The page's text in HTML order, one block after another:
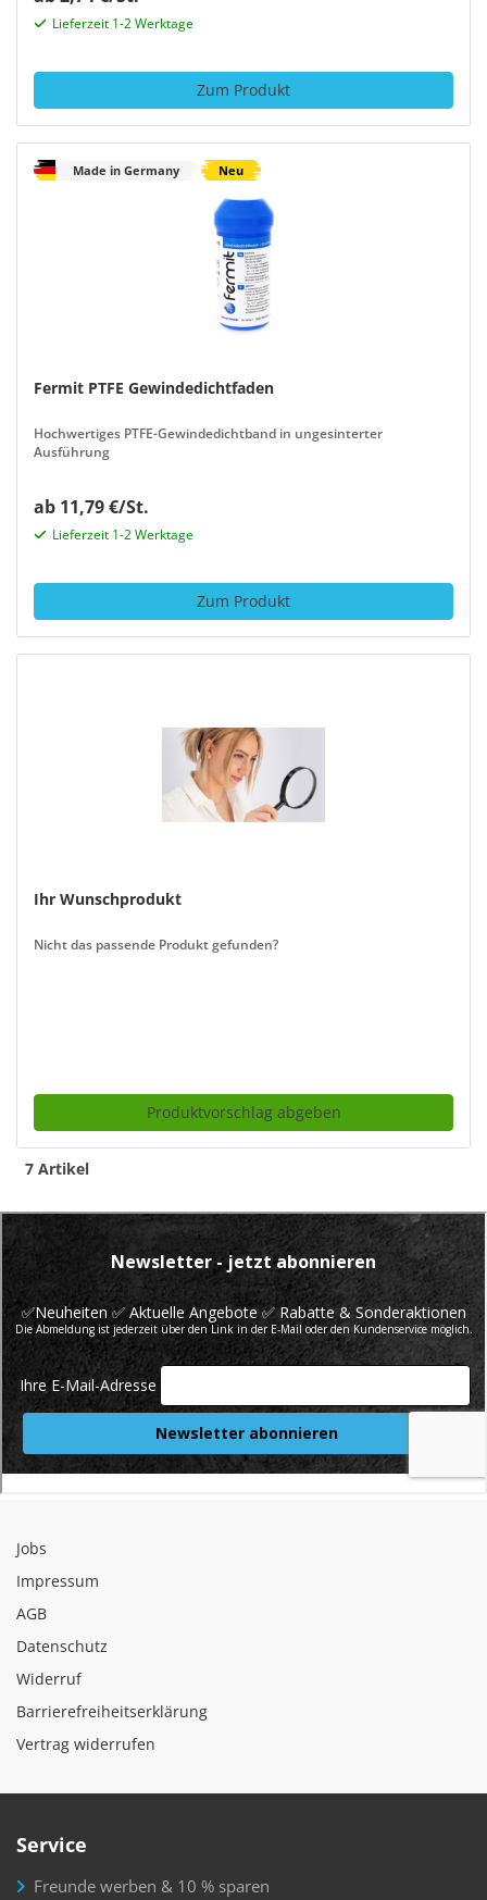
Lieferzeit 1-2 Werktage
Zum Produkt
Made in Germany Neu
Fermit PTFE Gewindedichtfaden
Hochwertiges PTFE-Gewindedichtband in ungesinterter
Ausführung
ab 11,79 €/St.
Lieferzeit 1-2 Werktage
Zum Produkt
Ihr Wunschprodukt
Nicht das passende Produkt gefunden?
Produktvorschlag abgeben
7 Artikel
Jobs
Impressum
AGB
Datenschutz
Widerruf
Barrierefreiheitserklärung
Vertrag widerrufen
Service
Freunde werben & 10 % sparen